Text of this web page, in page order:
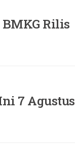
Rilis
7 Agustus